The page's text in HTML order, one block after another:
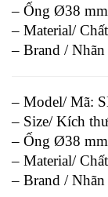
– Ống Ø38
– Material/
– Brand /
– Model/ Mã:
– Size/ Kích
– Ống Ø38
– Material/
– Brand /